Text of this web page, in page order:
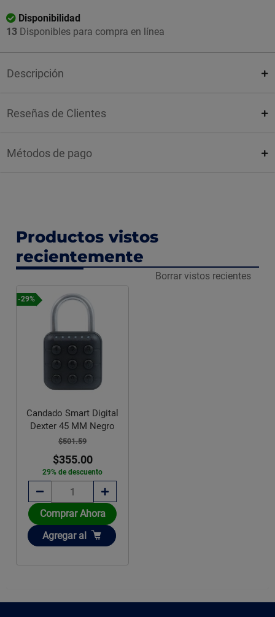
Disponibilidad
13 Disponibles para compra en línea
Descripción
Reseñas de Clientes
Métodos de pago
Productos vistos
recientemente
Borrar vistos recientes
-29%
Candado Smart Digital
Dexter 45 MM Negro
$501.59
$355.00
29% de descuento
Comprar Ahora
Añadir
Agregar al